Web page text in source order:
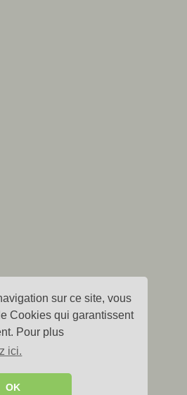
sur ce site, vous
Cookies qui garantissent
Pour plus
ici.
OK